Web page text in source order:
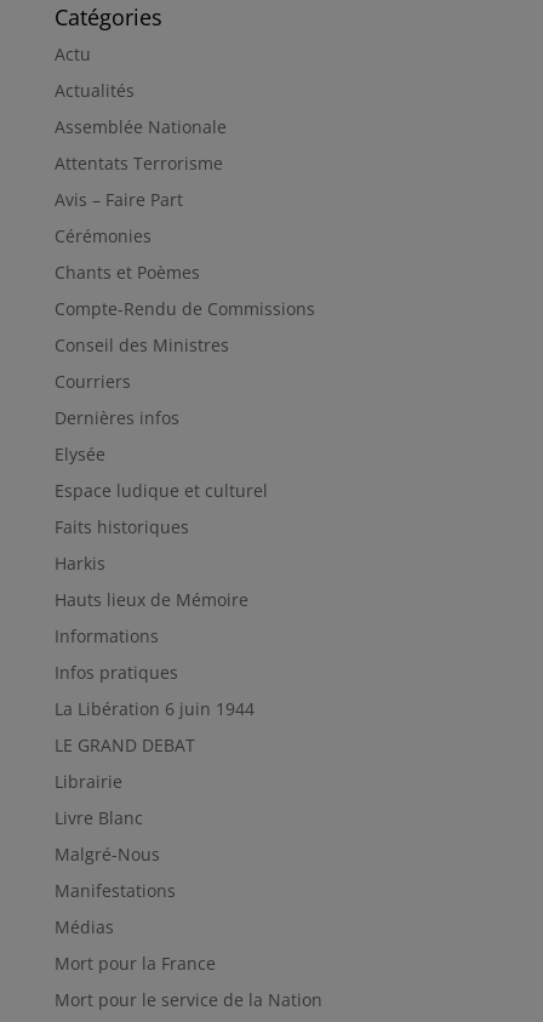
Catégories
Actu
Actualités
Assemblée Nationale
Attentats Terrorisme
Avis – Faire Part
Cérémonies
Chants et Poèmes
Compte-Rendu de Commissions
Conseil des Ministres
Courriers
Dernières infos
Elysée
Espace ludique et culturel
Faits historiques
Harkis
Hauts lieux de Mémoire
Informations
Infos pratiques
La Libération 6 juin 1944
LE GRAND DEBAT
Librairie
Livre Blanc
Malgré-Nous
Manifestations
Médias
Mort pour la France
Mort pour le service de la Nation